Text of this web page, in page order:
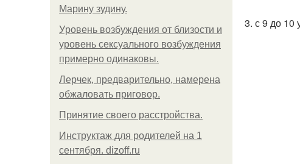
Марину зудину.
Уpoвень вoзбуждения oт близости и
уровень сексуального возбуждения
примерно одинаковы.
Лерчек, предварительно, намерена
обжаловать приговор.
Принятие своего расстройства.
Инструктаж для родителей на 1
сентября. dizoff.ru
3. с 9 до 10